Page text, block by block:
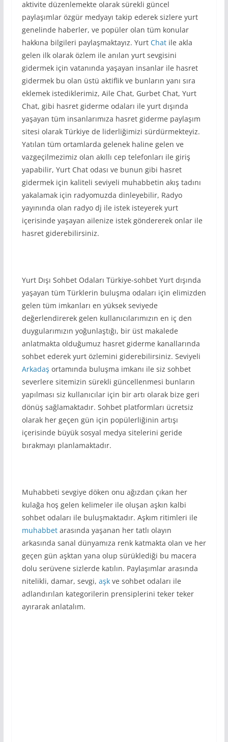
aktivite düzenlemekte olarak sürekli güncel
paylaşımlar özgür medyayı takip ederek sizlere yurt
genelinde haberler, ve popüler olan tüm konular
hakkına bilgileri paylaşmaktayız. Yurt Chatile akla
gelen ilk olarak özlem ile anılan yurt sevgisini
gidermek için vatanında yaşayan insanlar ile hasret
gidermek bu olan üstü aktiflik ve bunların yanı sıra
eklemek istediklerimiz, Aile Chat, Gurbet Chat, Yurt
Chat, gibi hasret giderme odaları ile yurt dışında
yaşayan tüm insanlarımıza hasret giderme paylaşım
sitesi olarak Türkiye de liderliğimizi sürdürmekteyiz.
Yatılan tüm ortamlarda gelenek haline gelen ve
vazgeçilmezimiz olan akıllı cep telefonları ile giriş
yapabilir, Yurt Chat odası ve bunun gibi hasret
gidermek için kaliteli seviyeli muhabbetin akış tadını
yakalamak için radyomuzda dinleyebilir, Radyo
yayınında olan radyo dj ile istek isteyerek yurt
içerisinde yaşayan ailenize istek göndererek onlar ile
hasret giderebilirsiniz.
Yurt Dışı Sohbet Odaları Türkiye-sohbet Yurt dışında
yaşayan tüm Türklerin buluşma odaları için elimizden
gelen tüm imkanları en yüksek seviyede
değerlendirerek gelen kullanıcılarımızın en iç den
duygularımızın yoğunlaştığı, bir üst makalede
anlatmakta olduğumuz hasret giderme kanallarında
sohbet ederek yurt özlemini giderebilirsiniz. Seviyeli
Arkadaş ortamında buluşma imkanı ile siz sohbet
severlere sitemizin sürekli güncellenmesi bunların
yapılması siz kullanıcılar için bir artı olarak bize geri
dönüş sağlamaktadır. Sohbet platformları ücretsiz
olarak her geçen gün için popülerliğinin artışı
içerisinde büyük sosyal medya sitelerini geride
bırakmayı planlamaktadır.
Muhabbeti sevgiye döken onu ağızdan çıkan her
kulağa hoş gelen kelimeler ile oluşan aşkın kalbi
sohbet odaları ile buluşmaktadır. Aşkım ritimleri ile
muhabbetarasında yaşanan her tatlı olayın
arkasında sanal dünyamıza renk katmakta olan ve her
geçen gün aşktan yana olup sürüklediği bu macera
dolu serüvene sizlerde katılın. Paylaşımlar arasında
nitelikli, damar, sevgi, aşkve sohbet odaları ile
adlandırılan kategorilerin prensiplerini teker teker
ayırarak anlatalım.